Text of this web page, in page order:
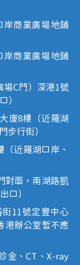
岸商業廣場地鋪
岸商業廣場地鋪
場C門）深港1號
）
廈8樓（近羅湖
步行街）
近羅湖口岸、
對面，南湖路凱
口）
11號定豐中心
港辦公室暫不應
金、CT、X-ray